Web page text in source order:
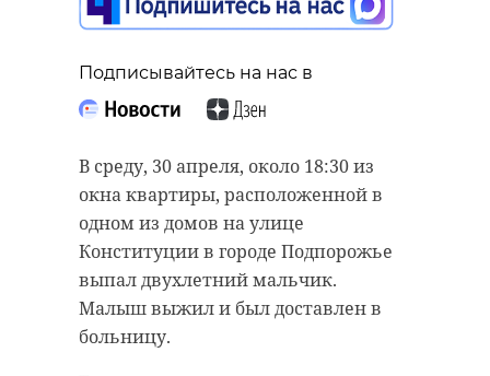
Подписывайтесь на нас в
В среду, 30 апреля, около 18:30 из
окна квартиры, расположенной в
одном из домов на улице
Конституции в городе Подпорожье
выпал двухлетний мальчик.
Малыш выжил и был доставлен в
больницу.
Подписывайтесь на нас в
Сенатор РФ от Ленинградской
области Сергей Перминов в
интервью изданию «Online47»
прокомментировал перспективы
развития БРИКС. Парламентарий
подтвердил растущую роль
Центр сборки
зоне СВО
01 мая 2025, 10:54
Подписывайтесь на нас в
Губернатор Александр Дрозденко